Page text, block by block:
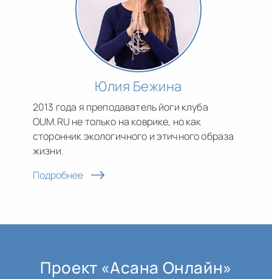
Юлия Бежина
2013 года я преподаватель йоги клуба
OUM.RU не только на коврике, но как
сторонник экологичного и этичного образа
жизни.
Подробнее
Проект «Асана Онлайн»